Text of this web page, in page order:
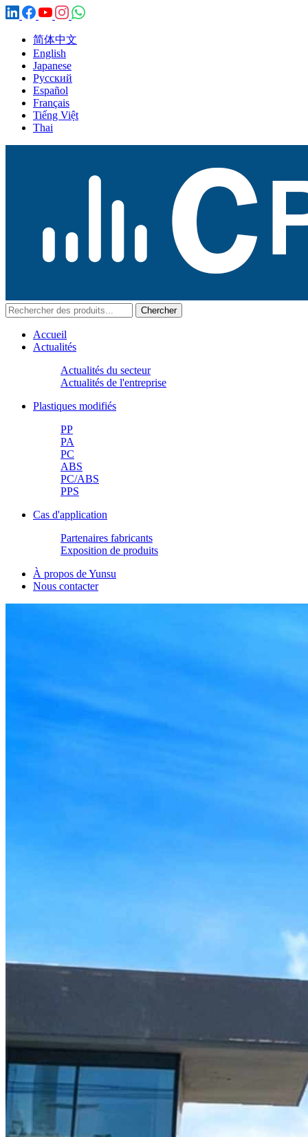
简体中文
English
Japanese
Русский
Español
Français
Tiếng Việt
Thai
Accueil
Actualités
Actualités du secteur
Actualités de l'entreprise
Plastiques modifiés
PP
PA
PC
ABS
PC/ABS
PPS
Cas d'application
Partenaires fabricants
Exposition de produits
À propos de Yunsu
Nous contacter